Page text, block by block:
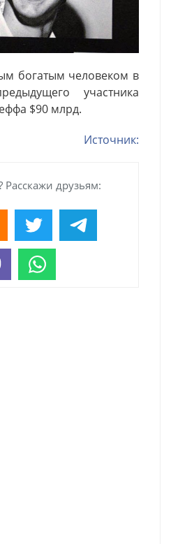
богатым человеком в
участника
$90 млрд.
Источник:
Расскажи друзьям: